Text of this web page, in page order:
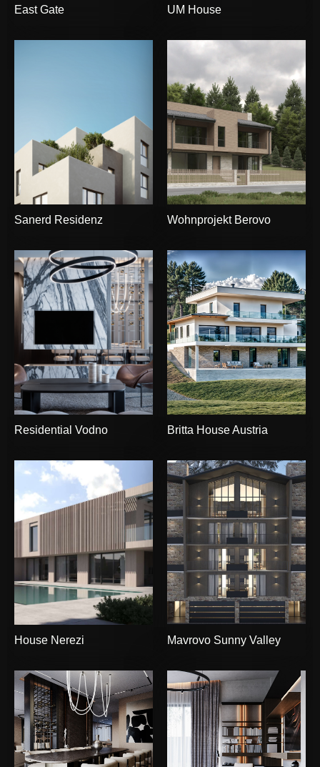
East Gate UM House
Sanerd Residenz Wohnprojekt Berovo
Residential Vodno Britta House Austria
House Nerezi Mavrovo Sunny Valley